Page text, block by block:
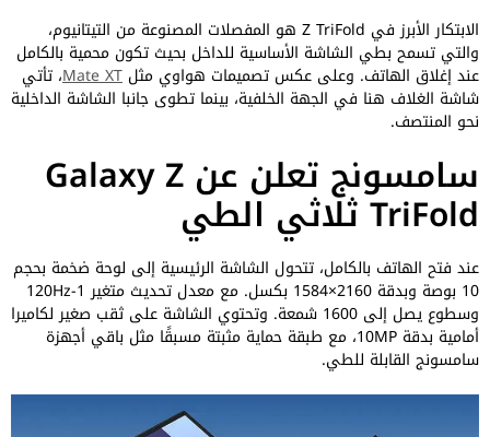
الابتكار الأبرز في Z TriFold هو المفصلات المصنوعة من التيتانيوم،
والتي تسمح بطي الشاشة الأساسية للداخل بحيث تكون محمية بالكامل
عند إغلاق الهاتف. وعلى عكس تصميمات هواوي مثل Mate XT، تأتي
شاشة الغلاف هنا في الجهة الخلفية، بينما تطوى جانبا الشاشة الداخلية
نحو المنتصف.
سامسونج تعلن عن Galaxy Z
TriFold ثلاثي الطي
عند فتح الهاتف بالكامل، تتحول الشاشة الرئيسية إلى لوحة ضخمة بحجم
10 بوصة وبدقة 2160×1584 بكسل. مع معدل تحديث متغير 1-120Hz
وسطوع يصل إلى 1600 شمعة. وتحتوي الشاشة على ثقب صغير لكاميرا
أمامية بدقة 10MP، مع طبقة حماية مثبتة مسبقًا مثل باقي أجهزة
سامسونج القابلة للطي.